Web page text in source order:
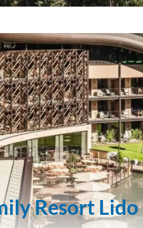
Resort Lido